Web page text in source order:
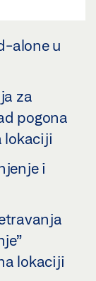
alone u
za
pogona
lokaciji
i
lokaciji